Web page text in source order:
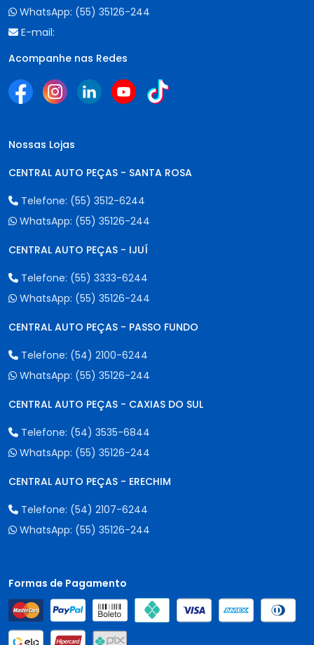
WhatsApp: (55) 35126-244
E-mail:
Acompanhe nas Redes
Nossas Lojas
CENTRAL AUTO PEÇAS - SANTA ROSA
Telefone: (55) 3512-6244
WhatsApp: (55) 35126-244
CENTRAL AUTO PEÇAS - IJUÍ
Telefone: (55) 3333-6244
WhatsApp: (55) 35126-244
CENTRAL AUTO PEÇAS - PASSO FUNDO
Telefone: (54) 2100-6244
WhatsApp: (55) 35126-244
CENTRAL AUTO PEÇAS - CAXIAS DO SUL
Telefone: (54) 3535-6844
WhatsApp: (55) 35126-244
CENTRAL AUTO PEÇAS - ERECHIM
Telefone: (54) 2107-6244
WhatsApp: (55) 35126-244
Formas de Pagamento